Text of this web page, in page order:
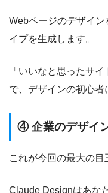
Webページのデザイ
イプを生成します。
「いいなと思ったサ
で、デザインの初心者
④ 企業のデザイ
これが今回の最大の目
Claude Designはあな